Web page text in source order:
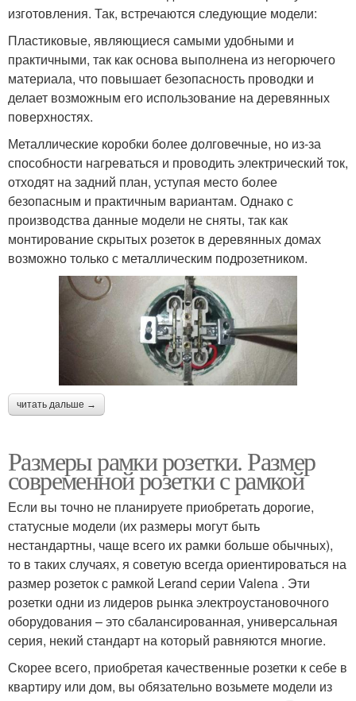
изготовления. Так, встречаются следующие модели:
Пластиковые, являющиеся самыми удобными и
практичными, так как основа выполнена из негорючего
материала, что повышает безопасность проводки и
делает возможным его использование на деревянных
поверхностях.
Металлические коробки более долговечные, но из-за
способности нагреваться и проводить электрический ток,
отходят на задний план, уступая место более
безопасным и практичным вариантам. Однако с
производства данные модели не сняты, так как
монтирование скрытых розеток в деревянных домах
возможно только с металлическим подрозетником.
читать дальше →
Размеры рамки розетки. Размер
современной розетки с рамкой
Если вы точно не планируете приобретать дорогие,
статусные модели (их размеры могут быть
нестандартны, чаще всего их рамки больше обычных),
то в таких случаях, я советую всегда ориентироваться на
размер розеток с рамкой Lerand серии Valena . Эти
розетки одни из лидеров рынка электроустановочного
оборудования – это сбалансированная, универсальная
серия, некий стандарт на который равняются многие.
Скорее всего, приобретая качественные розетки к себе в
квартиру или дом, вы обязательно возьмете модели из